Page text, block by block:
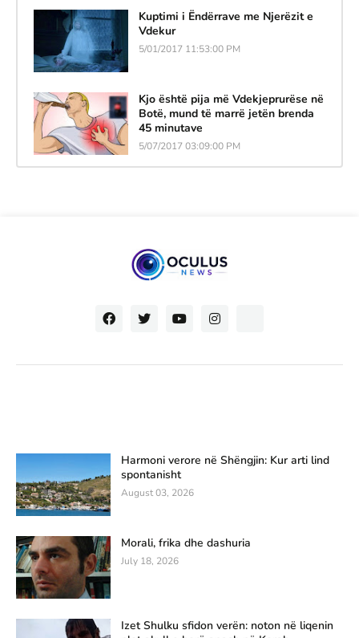
Kuptimi i Ëndërrave me Njerëzit e
Vdekur
5/01/2017 11:53:00 PM
Kjo është pija më Vdekjeprurëse në
Botë, mund të marrë jetën brenda
45 minutave
5/07/2017 03:09:00 PM
Harmoni verore në Shëngjin: Kur arti lind
spontanisht
August 03, 2026
Morali, frika dhe dashuria
July 18, 2026
Izet Shulku sfidon verën: noton në liqenin